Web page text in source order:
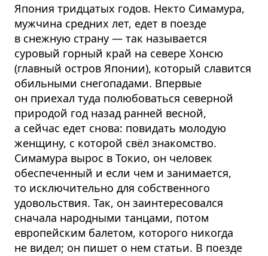
Япония тридцатых годов. Некто Симамура,
мужчина средних лет, едет в поезде
в снежную страну — так называется
суровый горный край на севере Хонсю
(главный остров Японии), который славится
обильными снегопадами. Впервые
он приехал туда полюбоваться северной
природой год назад ранней весной,
а сейчас едет снова: повидать молодую
женщину, с которой свёл знакомство.
Симамура вырос в Токио, он человек
обеспеченный и если чем и занимается,
то исключительно для собственного
удовольствия. Так, он заинтересовался
сначала народными танцами, потом
европейским балетом, которого никогда
не видел; он пишет о нем статьи. В поезде